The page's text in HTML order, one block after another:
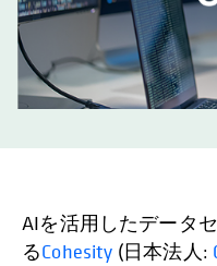
AIを活用したデータ
るCohesity (日本法人: